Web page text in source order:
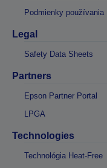
Podmienky používania
Legal
Safety Data Sheets
Partners
Epson Partner Portal
LPGA
Technologies
Technológia Heat-Free